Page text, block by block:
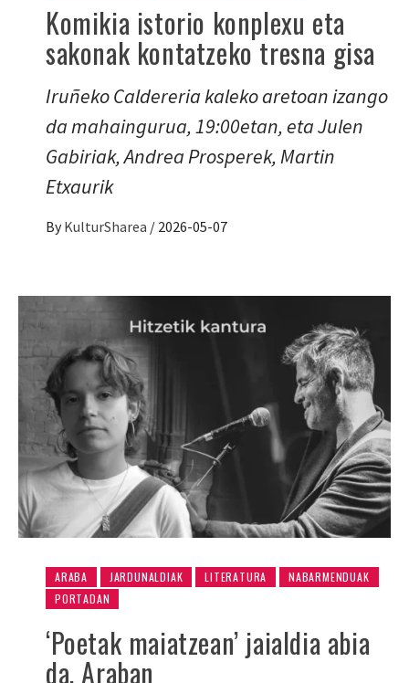
Komikia istorio konplexu eta
sakonak kontatzeko tresna gisa
Iruñeko Caldereria kaleko aretoan izango
da mahaingurua, 19:00etan, eta Julen
Gabiriak, Andrea Prosperek, Martin
Etxaurik
By KulturSharea / 2026-05-07
ARABA JARDUNALDIAK LITERATURA
NABARMENDUAK
PORTADAN
‘Poetak maiatzean’ jaialdia abia
da, Araban